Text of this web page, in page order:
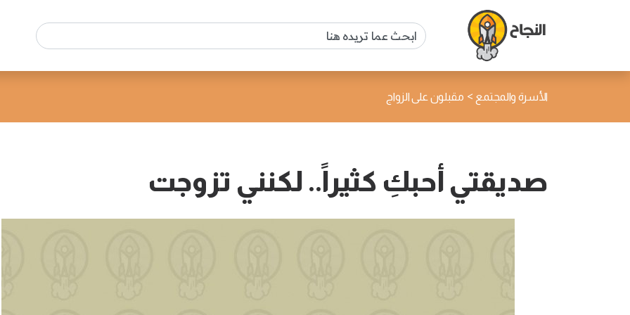
الأسرة والمجتمع > مقبلون على الزواج
صديقتي أحبكِ كثيراً.. لكنني تزوجت